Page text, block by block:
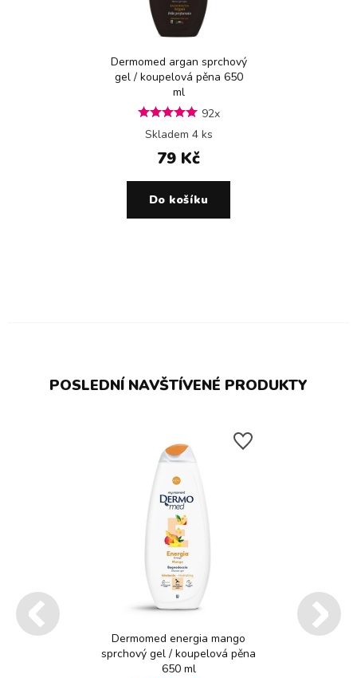
Dermomed argan sprchový
gel / koupelová pěna 650
ml
92x
Skladem 4 ks
79 Kč
Do košíku
POSLEDNÍ NAVŠTÍVENÉ PRODUKTY
Dermomed energia mango
sprchový gel / koupelová pěna
650 ml